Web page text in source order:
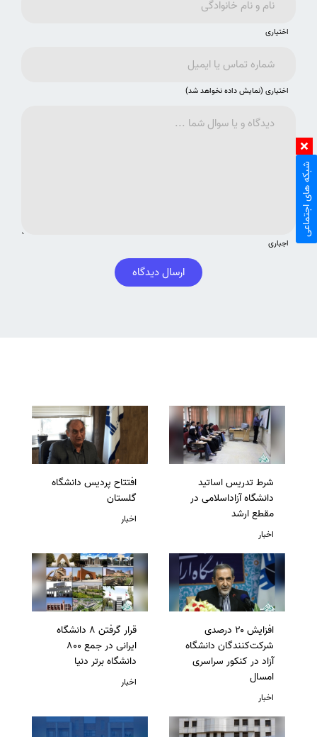
اختیاری
اختیاری (نمایش داده نخواهد شد)
اجباری
ارسال دیدگاه
شرط تدریس اساتید
دانشگاه آزاداسلامی در
مقطع ارشد
اخبار
افتتاح پردیس دانشگاه
گلستان
اخبار
افزایش ۲۰ درصدی
شرکت‌کنندگان دانشگاه
آزاد در کنکور سراسری
امسال
اخبار
قرار گرفتن 8 دانشگاه
ایرانی در جمع 800
دانشگاه برتر دنیا
اخبار
شبکه های اجتماعی